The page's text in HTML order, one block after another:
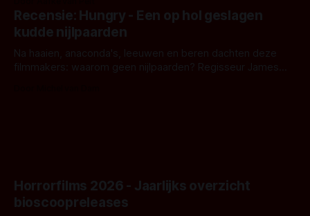
achtergrond, belooft iets kleurrijks maar onheilspellends,
iets ongrijpbaars. En dat maakt De Groen met ieder woord
waar.
Recensie: Hungry - Een op hol geslagen
kudde nijlpaarden
Na haaien, anaconda's, leeuwen en beren dachten deze
filmmakers: waarom geen nijlpaarden? Regisseur James
Horrorfilms 2026 - Jaarlijks overzicht
bioscoopreleases